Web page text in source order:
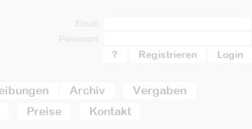
Archiv
Vergaben
Preise Kontakt
? Registrieren